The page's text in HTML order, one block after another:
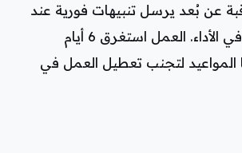
عن بُعد يرسل تنبيهات فورية عند
ظهور أي انحراف في الأداء. العمل استغرق 6 أيام
لتجنب تعطيل العمل في